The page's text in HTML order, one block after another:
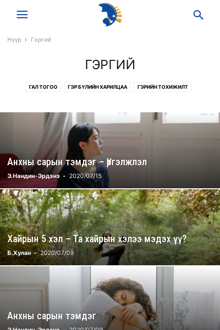
Нүүр Гэргий
ГЭРГИЙ
ГАЛ ТОГОО ГЭР БҮЛИЙН ХАРИЛЦАА ГЭРИЙН ТОХИЖИЛТ
Анхны сарын тэмдэг – Үргэлжлэл
Э.Нандин-Эрдэнэ - 2020/07/15
Хайрын 5 хэл – Та хайрын хэлээ мэдэх үү?
Б.Хулан - 2020/07/09
Анхны сарын тэмдэг